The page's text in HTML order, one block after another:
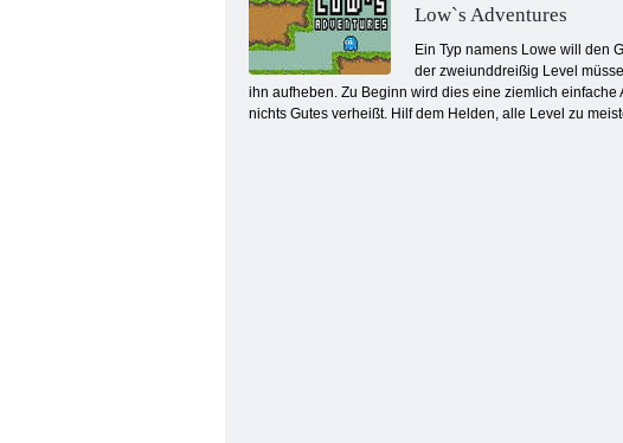
Low`s Adventures
Ein Typ namens Lowe will den
der zweiunddreißig Level
ihn aufheben. Zu Beginn wird dies eine ziemlich
nichts Gutes verheißt. Hilf dem Helden, alle Level zu